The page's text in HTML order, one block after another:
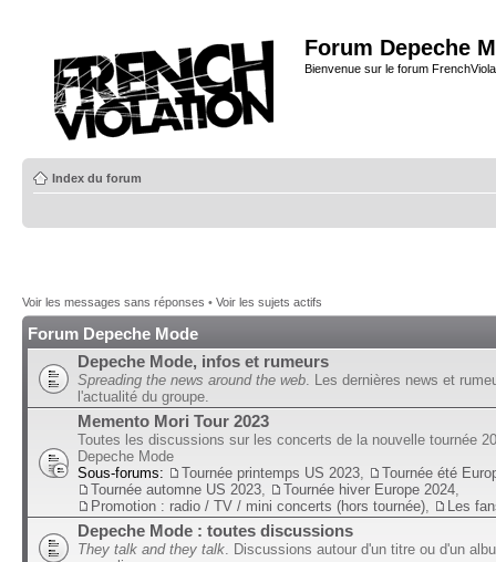
Forum Depeche
Bienvenue sur le forum
Index du forum
Voir les messages sans réponses • Voir les sujets actifs
Forum Depeche Mode
Depeche Mode, infos et rumeurs
Spreading the news around the web . Les dernières news et
l'actualité du groupe.
Memento Mori Tour 2023
Toutes les discussions sur les concerts de la nouvelle tournée
Depeche Mode
Sous-forums:
Tournée printemps US 2023
Tournée été
Tournée automne US 2023
Tournée hiver Europe 2024
Promotion : radio / TV / mini concerts (hors tournée)
Les
Depeche Mode : toutes discussions
They talk and they talk . Discussions autour d'un titre ou d'un